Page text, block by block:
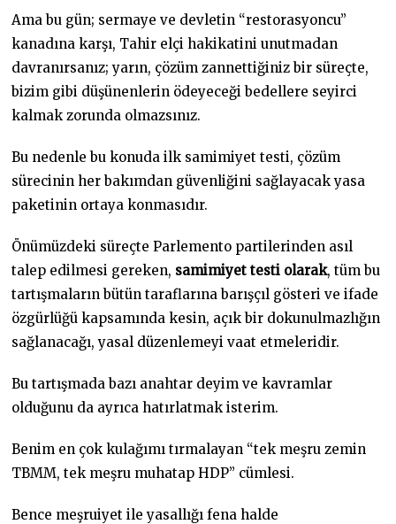
Ama bu gün; sermaye ve devletin “restorasyoncu”
kanadına karşı, Tahir elçi hakikatini unutmadan
davranırsanız; yarın, çözüm zannettiğiniz bir süreçte,
bizim gibi düşünenlerin ödeyeceği bedellere seyirci
kalmak zorunda olmazsınız.
Bu nedenle bu konuda ilk samimiyet testi, çözüm
sürecinin her bakımdan güvenliğini sağlayacak yasa
paketinin ortaya konmasıdır.
Önümüzdeki süreçte Parlemento partilerinden asıl
talep edilmesi gereken, samimiyet testi olarak, tüm bu
tartışmaların bütün taraflarına barışçıl gösteri ve ifade
özgürlüğü kapsamında kesin, açık bir dokunulmazlığın
sağlanacağı, yasal düzenlemeyi vaat etmeleridir.
Bu tartışmada bazı anahtar deyim ve kavramlar
olduğunu da ayrıca hatırlatmak isterim.
Benim en çok kulağımı tırmalayan “tek meşru zemin
TBMM, tek meşru muhatap HDP” cümlesi.
Bence meşruiyet ile yasallığı fena halde